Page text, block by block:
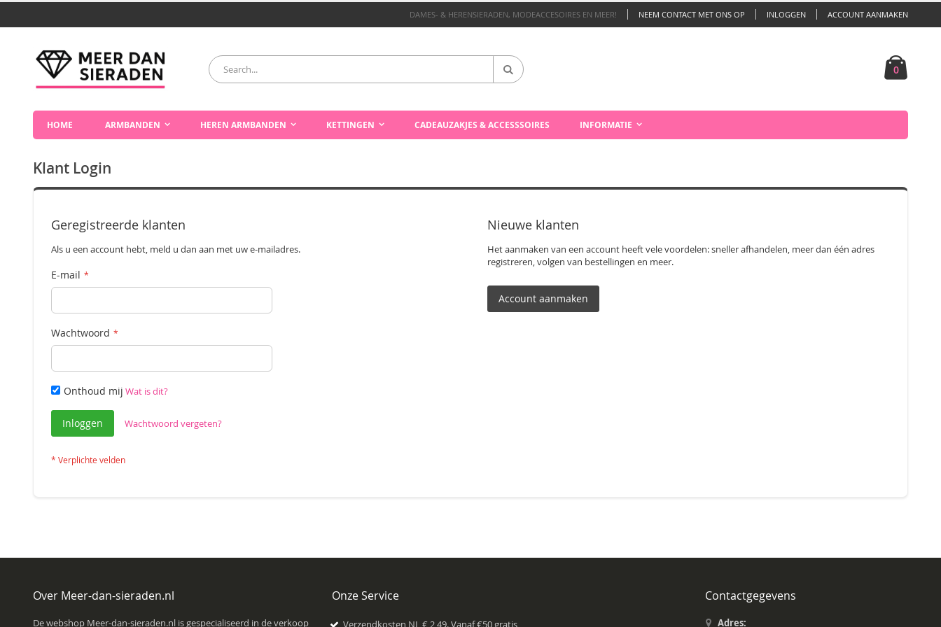
naar
inhoud
DAMES- & HERENSIERADEN, MODEACCESOIRES EN MEER! NEEM CONTACT MET ONS OP INLOGGEN ACCOUNT AANMAKEN
0
Zoek
Zoek
HOME ARMBANDEN HEREN ARMBANDEN KETTINGEN CADEAUZAKJES & ACCESSSOIRES INFORMATIE
Klant Login
Geregistreerde klanten
Als u een account hebt, meld u dan aan met uw e-mailadres.
E-mail
Wachtwoord
Onthoud mij Wat is dit?
Inloggen Wachtwoord vergeten?
Nieuwe klanten
Het aanmaken van een account heeft vele voordelen: sneller afhandelen, meer dan één adres
registreren, volgen van bestellingen en meer.
Account aanmaken
Over Meer-dan-sieraden.nl
De webshop Meer-dan-sieraden.nl is gespecialiseerd in de verkoop
Onze Service
Verzendkosten NL € 2,49. Vanaf €50 gratis
Contactgegevens
Adres: